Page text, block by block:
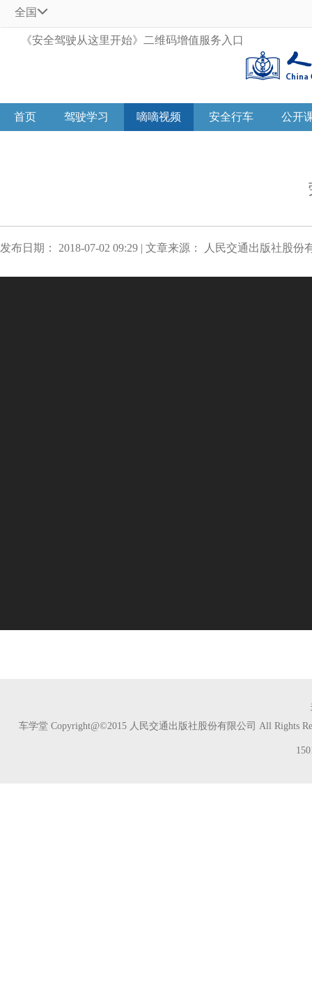
全国
《安全驾驶从这里开始》二维码增值服务入口
首页 驾驶学习 嘀嘀视频 安全行车 公开
发布日期： 2018-07-02 09:29 | 文章来源： 人民交通出版社股份
车学堂 Copyright@©2015 人民交通出版社股份有限公司 All Rights